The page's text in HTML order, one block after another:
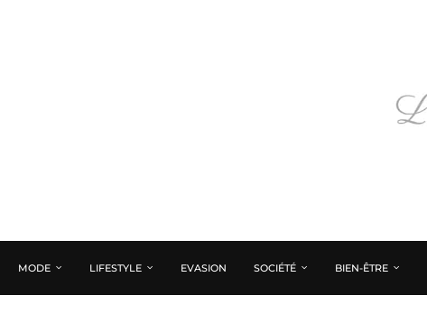
MODE LIFESTYLE EVASION SOCIÉTÉ BIEN-ÊTRE